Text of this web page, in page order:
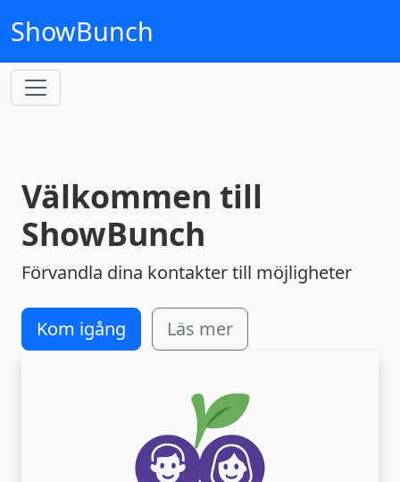
ShowBunch
Välkommen till
ShowBunch
Förvandla dina kontakter till möjligheter
Kom igång Läs mer